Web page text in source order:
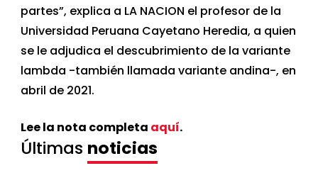
partes”, explica a LA NACION el profesor de la
Universidad Peruana Cayetano Heredia, a quien
se le adjudica el descubrimiento de la variante
lambda -también llamada variante andina-, en
abril de 2021.
Lee la nota completa aquí.
Últimas noticias